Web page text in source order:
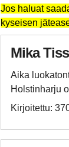
Jos haluat
kyseisen
Mika
Aika
Holstinharju
Kirjoitettu: